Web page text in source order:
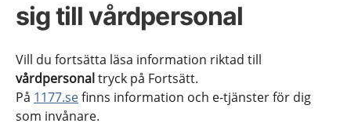
sig till vårdpersonal
Vill du fortsätta läsa information riktad till
vårdpersonaltryck på Fortsätt.
På 1177.sefinns information och e-tjänster för dig
som invånare.
Västmanland
Västra Götaland
Örebro län
Östergötland